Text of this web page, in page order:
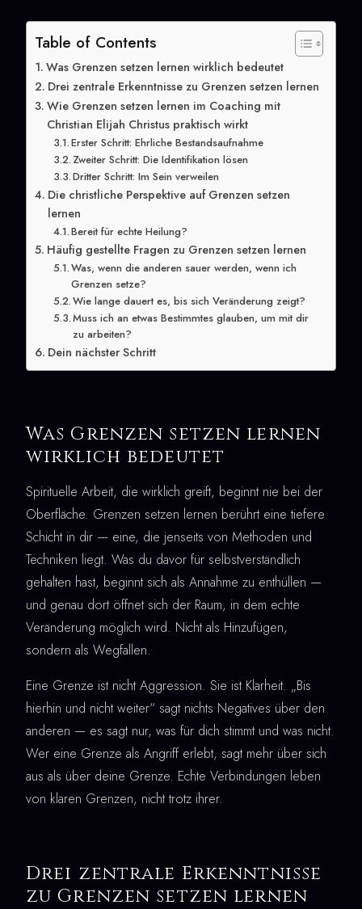
Table of Contents
Was Grenzen setzen lernen wirklich bedeutet
Drei zentrale Erkenntnisse zu Grenzen setzen lernen
Wie Grenzen setzen lernen im Coaching mit
Christian Elijah Christus praktisch wirkt
Erster Schritt: Ehrliche Bestandsaufnahme
Zweiter Schritt: Die Identifikation lösen
Dritter Schritt: Im Sein verweilen
Die christliche Perspektive auf Grenzen setzen
lernen
Bereit für echte Heilung?
Häufig gestellte Fragen zu Grenzen setzen lernen
Was, wenn die anderen sauer werden, wenn ich
Grenzen setze?
Wie lange dauert es, bis sich Veränderung zeigt?
Muss ich an etwas Bestimmtes glauben, um mit dir
zu arbeiten?
Dein nächster Schritt
Was Grenzen setzen lernen
wirklich bedeutet
Spirituelle Arbeit, die wirklich greift, beginnt nie bei der
Oberfläche. Grenzen setzen lernen berührt eine tiefere
Schicht in dir — eine, die jenseits von Methoden und
Techniken liegt. Was du davor für selbstverständlich
gehalten hast, beginnt sich als Annahme zu enthüllen —
und genau dort öffnet sich der Raum, in dem echte
Veränderung möglich wird. Nicht als Hinzufügen,
sondern als Wegfallen.
Eine Grenze ist nicht Aggression. Sie ist Klarheit. „Bis
hierhin und nicht weiter“ sagt nichts Negatives über den
anderen — es sagt nur, was für dich stimmt und was nicht.
Wer eine Grenze als Angriff erlebt, sagt mehr über sich
aus als über deine Grenze. Echte Verbindungen leben
von klaren Grenzen, nicht trotz ihrer.
Drei zentrale Erkenntnisse
zu Grenzen setzen lernen